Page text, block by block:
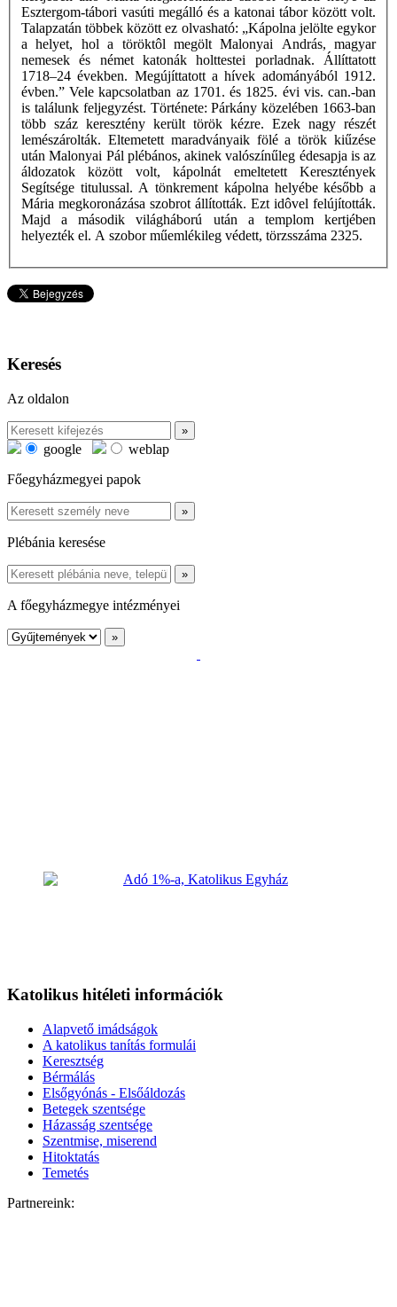
Esztergom-tábori vasúti megálló és a katonai tábor között volt.
Talapzatán többek között ez olvasható: „Kápolna jelölte egykor
a helyet, hol a töröktôl megölt Malonyai András, magyar
nemesek és német katonák holttestei porladnak. Állíttatott
1718–24 években. Megújíttatott a hívek adományából 1912.
évben.” Vele kapcsolatban az 1701. és 1825. évi vis. can.-ban
is találunk feljegyzést. Története: Párkány közelében 1663-ban
több száz keresztény került török kézre. Ezek nagy részét
lemészárolták. Eltemetett maradványaik fölé a török kiűzése
után Malonyai Pál plébános, akinek valószínűleg édesapja is az
áldozatok között volt, kápolnát emeltetett Keresztények
Segítsége titulussal. A tönkrement kápolna helyébe később a
Mária megkoronázása szobrot állították. Ezt idôvel felújították.
Majd a második világháború után a templom kertjében
helyezték el. A szobor műemlékileg védett, törzsszáma 2325.
Keresés
Az oldalon
google
weblap
Főegyházmegyei papok
Plébánia keresése
A főegyházmegye intézményei
Katolikus hitéleti információk
Alapvető imádságok
A katolikus tanítás formulái
Keresztség
Bérmálás
Elsőgyónás - Elsőáldozás
Betegek szentsége
Házasság szentsége
Szentmise, miserend
Hitoktatás
Temetés
Partnereink: